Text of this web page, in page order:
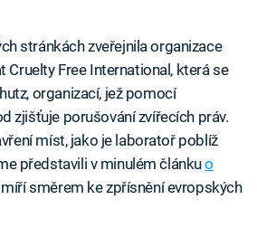
stránkách zveřejnila organizace
Cruelty Free International, která se
organizací, jež pomocí
zjišťuje porušování zvířecích práv.
míst, jako je laboratoř poblíž
představili v minulém článkuo
míří směrem ke zpřísnění evropských